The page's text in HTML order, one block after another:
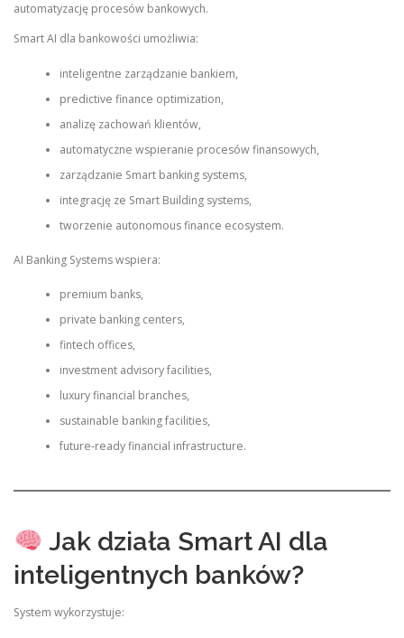
automatyzację procesów bankowych.
Smart AI dla bankowości umożliwia:
inteligentne zarządzanie bankiem,
predictive finance optimization,
analizę zachowań klientów,
automatyczne wspieranie procesów finansowych,
zarządzanie Smart banking systems,
integrację ze Smart Building systems,
tworzenie autonomous finance ecosystem.
AI Banking Systems wspiera:
premium banks,
private banking centers,
fintech offices,
investment advisory facilities,
luxury financial branches,
sustainable banking facilities,
future-ready financial infrastructure.
Jak działa Smart AI dla
inteligentnych banków?
System wykorzystuje: